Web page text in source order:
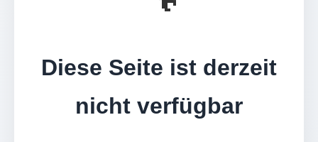
Diese Seite ist derzeit
nicht verfügbar